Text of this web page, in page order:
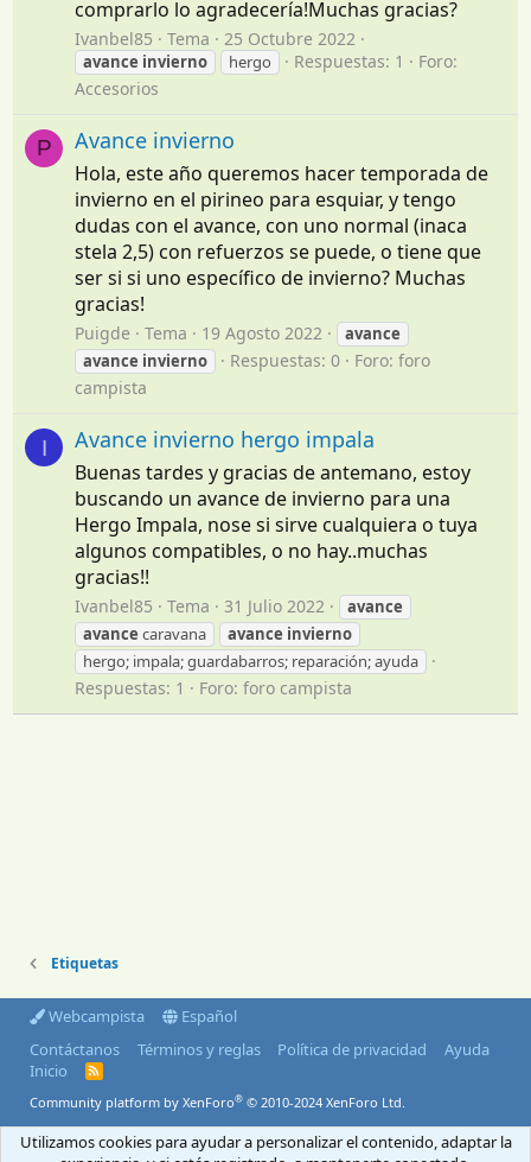
comprarlo lo agradecería!Muchas gracias?
Ivanbel85 Tema 25 Octubre 2022
avance invierno hergo Respuestas: 1
Foro:
Accesorios
P Avance invierno
Hola, este año queremos hacer temporada de
invierno en el pirineo para esquiar, y tengo
dudas con el avance, con uno normal (inaca
stela 2,5) con refuerzos se puede, o tiene que
ser si si uno específico de invierno? Muchas
gracias!
Puigde Tema 19 Agosto 2022
avance
avance invierno Respuestas: 0 Foro:foro
campista
I Avance invierno hergo impala
Buenas tardes y gracias de antemano, estoy
buscando un avance de invierno para una
Hergo Impala, nose si sirve cualquiera o tuya
algunos compatibles, o no hay..muchas
gracias!!
Ivanbel85 Tema 31 Julio 2022
avance
avance caravana avance invierno
hergo; impala; guardabarros; reparación; ayuda
Respuestas: 1 Foro:foro campista
Etiquetas
Webcampista
Español
Contáctanos
Términos y reglas Política de privacidad
Ayuda
Inicio
R
S
Community platform by XenForo® © 2010-2024 XenForo Ltd.
© 2004-2026 Webcampista.com
Utilizamos cookies para ayudar a personalizar el contenido, adaptar la